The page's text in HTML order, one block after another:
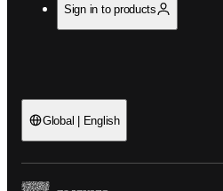
Sign in to products
Global | English